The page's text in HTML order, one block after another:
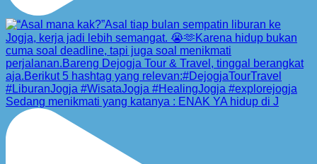
Sedang menikmati yang katanya : ENAK YA hidup di J